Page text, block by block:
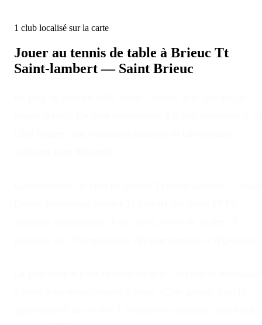
1 club localisé sur la carte
Jouer au tennis de table à Brieuc Tt
Saint-lambert — Saint Brieuc